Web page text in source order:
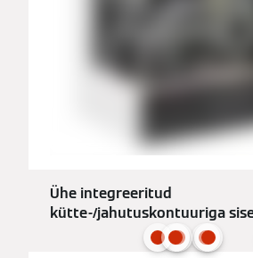
Ühe integreeritud
kütte-/jahutuskontuuriga